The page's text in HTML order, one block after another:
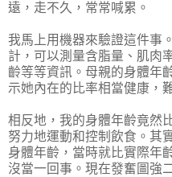
遠，走不久，常常喊累。
我馬上用機器來驗證這件事
計，可以測量含脂量、肌肉
齡等等資訊。母親的身體年
示她內在的比率相當健康，
相反地，我的身體年齡竟然
努力地運動和控制飲食。其
身體年齡，當時就比實際年
沒當一回事。現在發奮圖強